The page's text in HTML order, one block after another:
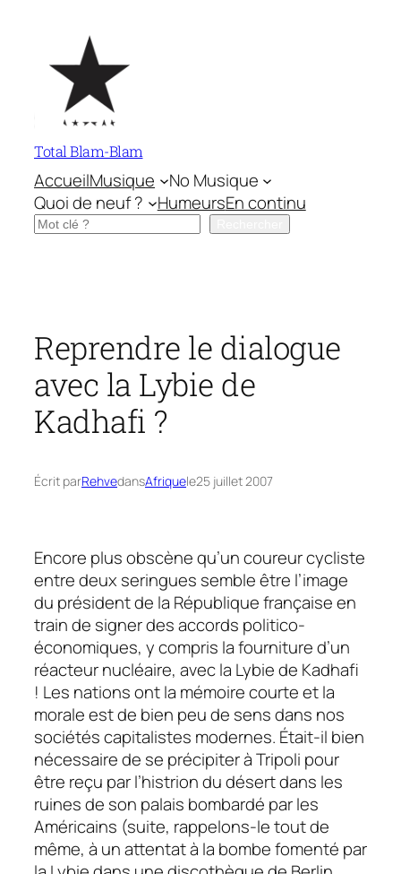
contenu
Total Blam-Blam
AccueilMusique
No Musique
Quoi de neuf ?
HumeursEn continu
Rechercher
Reprendre le dialogue
avec la Lybie de
Kadhafi ?
Écrit parRehvedansAfriquele25 juillet 2007
Encore plus obscène qu’un coureur cycliste
entre deux seringues semble être l’image
du président de la République française en
train de signer des accords politico-
économiques, y compris la fourniture d’un
réacteur nucléaire, avec la Lybie de Kadhafi
! Les nations ont la mémoire courte et la
morale est de bien peu de sens dans nos
sociétés capitalistes modernes. Était-il bien
nécessaire de se précipiter à Tripoli pour
être reçu par l’histrion du désert dans les
ruines de son palais bombardé par les
Américains (suite, rappelons-le tout de
même, à un attentat à la bombe fomenté par